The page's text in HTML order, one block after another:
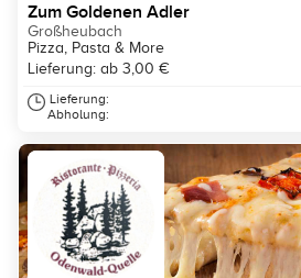
Zum Goldenen Adler
Großheubach
Pizza, Pasta & More
Lieferung: ab 3,00 €
Lieferung:
Abholung: